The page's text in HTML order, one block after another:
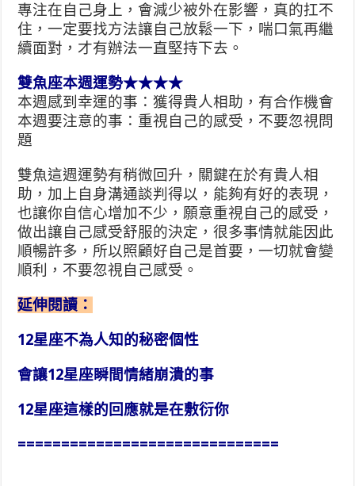
專注在自己身上，會減少被外在影響，真的扛不
住，一定要找方法讓自己放鬆一下，喘口氣再繼
續面對，才有辦法一直堅持下去。
雙魚座本週運勢★★★★
本週感到幸運的事：獲得貴人相助，有合作機會
本週要注意的事：重視自己的感受，不要忽視問
題
雙魚這週運勢有稍微回升，關鍵在於有貴人相
助，加上自身溝通談判得以，能夠有好的表現，
也讓你自信心增加不少，願意重視自己的感受，
做出讓自己感受舒服的決定，很多事情就能因此
順暢許多，所以照顧好自己是首要，一切就會變
順利，不要忽視自己感受。
延伸閱讀：
12星座不為人知的秘密個性
會讓12星座瞬間情緒崩潰的事
12星座這樣的回應就是在敷衍你
==============================